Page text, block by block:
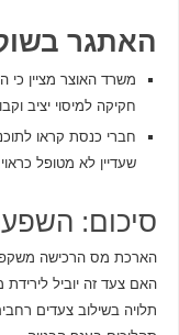
האתגר
משרד האוצר מציין
חקיקה למיסוי יציב
חברי כנסת קראו
שעדיין לא מטופל כראוי.
סיכום:
הארכת מס הרכישה משקפת
האם צעד זה יוביל לירידת
תלויה בשילוב צעדים